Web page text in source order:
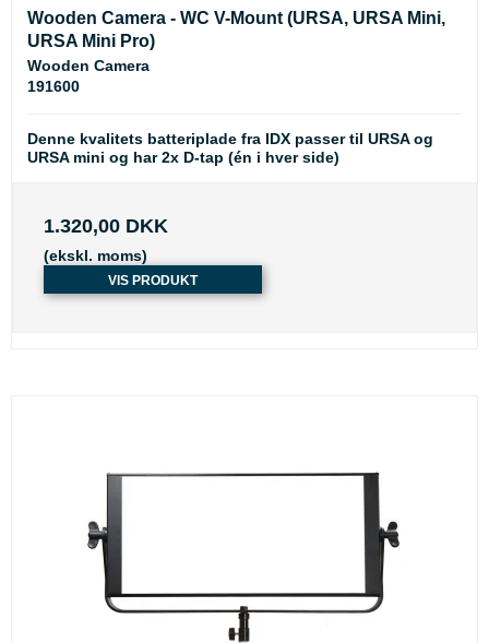
Wooden Camera - WC V-Mount (URSA, URSA Mini,
URSA Mini Pro)
Wooden Camera
191600
Denne kvalitets batteriplade fra IDX passer til URSA og
URSA mini og har 2x D-tap (én i hver side)
1.320,00 DKK
(ekskl. moms)
VIS PRODUKT